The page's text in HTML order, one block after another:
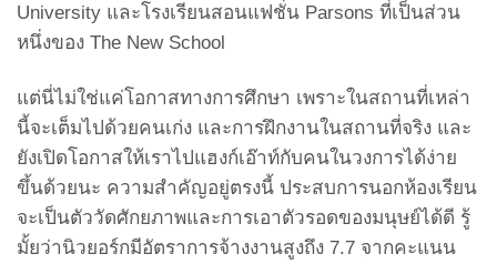
University และโรงเรียนสอนแฟชั่น Parsons ที่เป็นส่วน
หนึ่งของ The New School
แต่นี่ไม่ใช่แค่โอกาสทางการศึกษา เพราะในสถานที่เหล่า
นี้จะเต็มไปด้วยคนเก่ง และการฝึกงานในสถานที่จริง และ
ยังเปิดโอกาสให้เราไปแฮงก์เอ๊าท์กับคนในวงการได้ง่าย
ขึ้นด้วยนะ ความสำคัญอยู่ตรงนี้ ประสบการนอกห้องเรียน
จะเป็นตัววัดศักยภาพและการเอาตัวรอดของมนุษย์ได้ดี รู้
มั้ยว่านิวยอร์กมีอัตราการจ้างงานสูงถึง 7.7 จากคะแนน